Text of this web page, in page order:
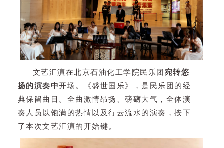
文艺汇演在北京石油化工学院民乐团宛转悠
扬的演奏中开场。《盛世国乐》，是民乐团的经
典保留曲目。全曲激情昂扬、磅礴大气，全体演
奏人员以饱满的热情以及行云流水的演奏，按下
了本次文艺汇演的开始键。